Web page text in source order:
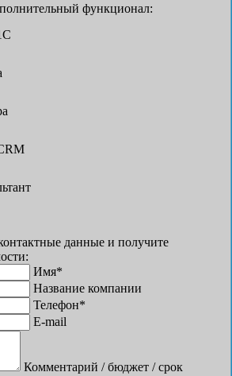
функционал:
данные и получите
Имя*
Название компании
Телефон*
E-mail
Комментарий / бюджет / срок